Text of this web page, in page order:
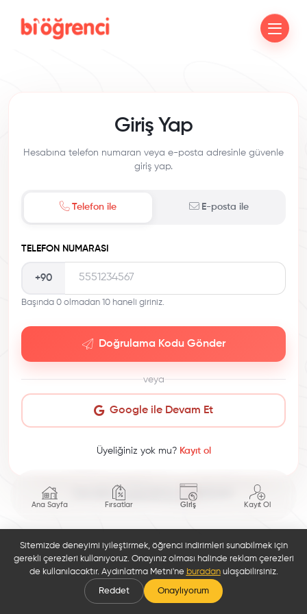
Ana Sayfa Fırsatlar Giriş Kayıt Ol
Giriş Yap
Hesabına telefon numaran veya e-posta adresinle güvenle
giriş yap.
Telefon ile E-posta ile
TELEFON NUMARASI
+90
Başında 0 olmadan 10 haneli giriniz.
Doğrulama Kodu Gönder
veya
Google ile Devam Et
Üyeliğiniz yok mu? Kayıt ol
This site is protected by reCAPTCHA.
Sitemizde deneyimi iyileştirmek, öğrenci indirimleri sunabilmek için
gerekli çerezleri kullanıyoruz. Onayınız olması halinde reklam çerezleri
de kullanılacaktır. Aydınlatma Metni'ne buradanulaşabilirsiniz.
Reddet Onaylıyorum